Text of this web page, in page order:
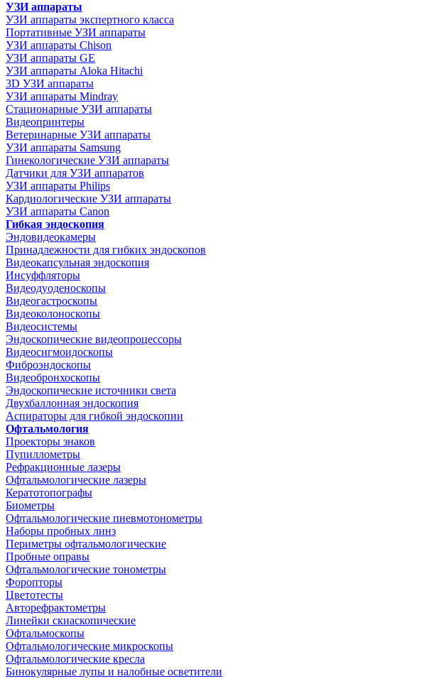
УЗИ аппараты
УЗИ аппараты экспертного класса
Портативные УЗИ аппараты
УЗИ аппараты Chison
УЗИ аппараты GE
УЗИ аппараты Aloka Hitachi
3D УЗИ аппараты
УЗИ аппараты Mindray
Стационарные УЗИ аппараты
Видеопринтеры
Ветеринарные УЗИ аппараты
УЗИ аппараты Samsung
Гинекологические УЗИ аппараты
Датчики для УЗИ аппаратов
УЗИ аппараты Philips
Кардиологические УЗИ аппараты
УЗИ аппараты Canon
Гибкая эндоскопия
Эндовидеокамеры
Принадлежности для гибких эндоскопов
Видеокапсульная эндоскопия
Инсуффляторы
Видеодуоденоскопы
Видеогастроскопы
Видеоколоноскопы
Видеосистемы
Эндоскопические видеопроцессоры
Видеосигмоидоскопы
Фиброэндоскопы
Видеобронхоскопы
Эндоскопические источники света
Двухбаллонная эндоскопия
Аспираторы для гибкой эндоскопии
Офтальмология
Проекторы знаков
Пупиллометры
Рефракционные лазеры
Офтальмологические лазеры
Кератотопографы
Биометры
Офтальмологические пневмотонометры
Наборы пробных линз
Периметры офтальмологические
Пробные оправы
Офтальмологические тонометры
Форопторы
Цветотесты
Авторефрактометры
Линейки скиаскопические
Офтальмоскопы
Офтальмологические микроскопы
Офтальмологические кресла
Бинокулярные лупы и налобные осветители